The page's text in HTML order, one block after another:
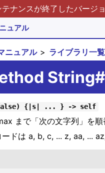
ナンスが終了したバージ
ュアル
ニュアル ライブラリ一覧
false) {|s| ... } -> self
まで「次の文字列」を
ドは a, b, c, ... z, aa, ...